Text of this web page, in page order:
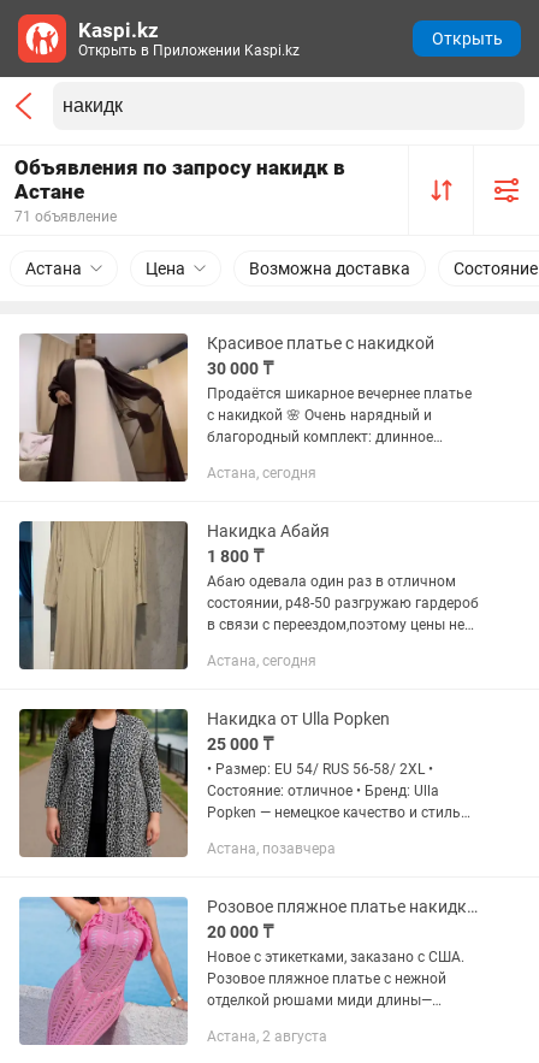
Объявления по запросу накидк в
Астане
71 объявление
Астана Цена Возможна доставка Состояние
Красивое платье с накидкой
30 000 ₸
Продаётся шикарное вечернее платье
с накидкой 🌸 Очень нарядный и
благородный комплект: длинное
лёгкая воздушная накидка глубокого
Астана, сегодня
Накидка Абайя
1 800 ₸
Абаю одевала один раз в отличном
состоянии, р48-50 разгружаю гардероб
в связи с переездом,поэтому цены не
Астана, сегодня
Накидка от Ulla Popken
25 000 ₸
• Размер: EU 54/ RUS 56-58/ 2XL •
Состояние: отличное • Бренд: Ulla
Popken — немецкое качество и стиль
леопард • Фасон: прямой, удлиненный
Астана, позавчера
Розовое пляжное платье накидка сетка ажурная
20 000 ₸
Новое с этикетками, заказано с США.
Розовое пляжное платье с нежной
отделкой рюшами миди длины—
женственности! 100% вискоза-
Астана, 2 августа
Kaspi.kz
Открыть в Приложении Kaspi.kz
Открыть